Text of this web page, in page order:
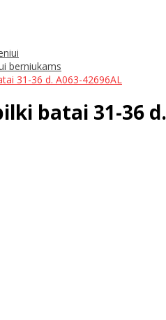
berniukams
31-36 d. A063-42696AL
batai 31-36